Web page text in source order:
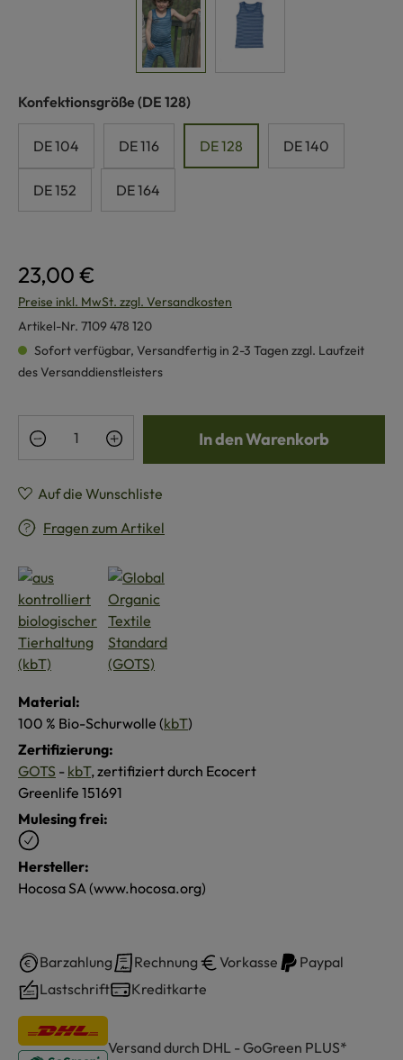
Konfektionsgröße auswählen
(DE 128)
DE 104 DE 116 DE 128 DE 140
DE 152 DE 164
23,00 €
Preise inkl. MwSt. zzgl. Versandkosten
Artikel-Nr. 7109 478 120
Sofort verfügbar, Versandfertig in 2-3 Tagen zzgl. Laufzeit
des Versanddienstleisters
Produkt Anzahl: Gib den gewünschten
In den Warenkorb
Auf die Wunschliste
Fragen zum Artikel
Material:
100 % Bio-Schurwolle (kbT)
Zertifizierung:
GOTS - kbT, zertifiziert durch Ecocert
Greenlife 151691
Mulesing frei:
Hersteller:
Hocosa SA (www.hocosa.org)
Barzahlung Rechnung Vorkasse
Paypal
Lastschrift
Kreditkarte
Versand durch DHL - GoGreen PLUS*